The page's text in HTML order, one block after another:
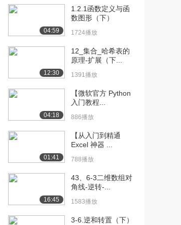
[10] 006_尚硅谷_Go语言
的特性和快...
1336播放
[11] 007_尚硅谷_Golang
1111播放
[12] 007_尚硅谷_Golang
789播放
05:42
[13] 008_尚硅谷_windows
08:06
[14] 008_尚硅谷_windows
08:08
[15] 009_尚硅谷_windows
07:13
04:59
1.2.1函数定义与函
数图形（下）
1724播放
12:30
12_集合_哈希表的
原理-扩展（下...
1391播放
04:18
【微软官方 Python
入门教程...
886播放
01:41
【从入门到精通
Excel 神器 ...
788播放
16:45
43、6-3二维数组对
角线-逆转-...
1583播放
3-6.逆和转置（下）